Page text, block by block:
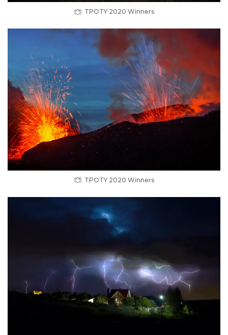
TPOTY 2020 Winners
TPOTY 2020 Winners